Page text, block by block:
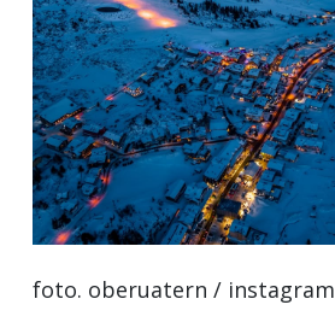
foto. oberuatern / instagram